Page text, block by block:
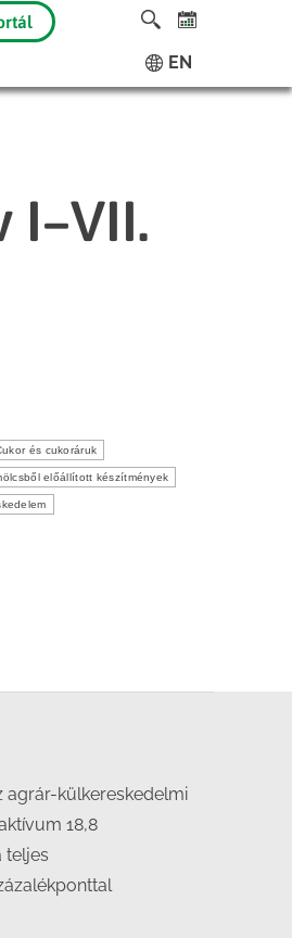
EN
I–VII.
és cukoráruk
előállított készítmények
agrár-külkereskedelmi
18,8
teljes